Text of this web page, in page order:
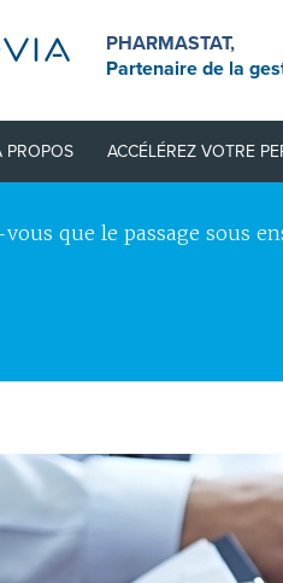
PHARMASTAT,
Partenaire de la
PROPOS ACCÉLÉREZ VOTRE
que le passage sous